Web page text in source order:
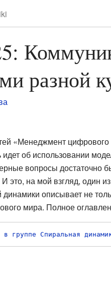
Наблюдать за
разной
«Менеджмент цифрового
идет об использовании
вопросы достаточно
это, на мой взгляд, один
описывает не
мира. Полное
в группе Спиральная